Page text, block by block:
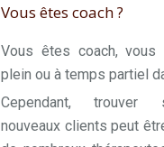
Vous êtes coach ?
Vous êtes coach,
plein ou à temps partiel
Cependant, trouver
nouveaux clients peut